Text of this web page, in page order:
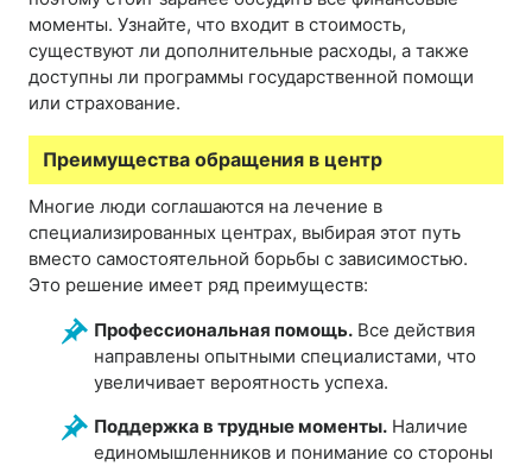
моменты. Узнайте, что входит в стоимость,
существуют ли дополнительные расходы, а также
доступны ли программы государственной помощи
или страхование.
Преимущества обращения в центр
Многие люди соглашаются на лечение в
специализированных центрах, выбирая этот путь
вместо самостоятельной борьбы с зависимостью.
Это решение имеет ряд преимуществ:
Профессиональная помощь. Все действия
направлены опытными специалистами, что
увеличивает вероятность успеха.
Поддержка в трудные моменты. Наличие
единомышленников и понимание со стороны